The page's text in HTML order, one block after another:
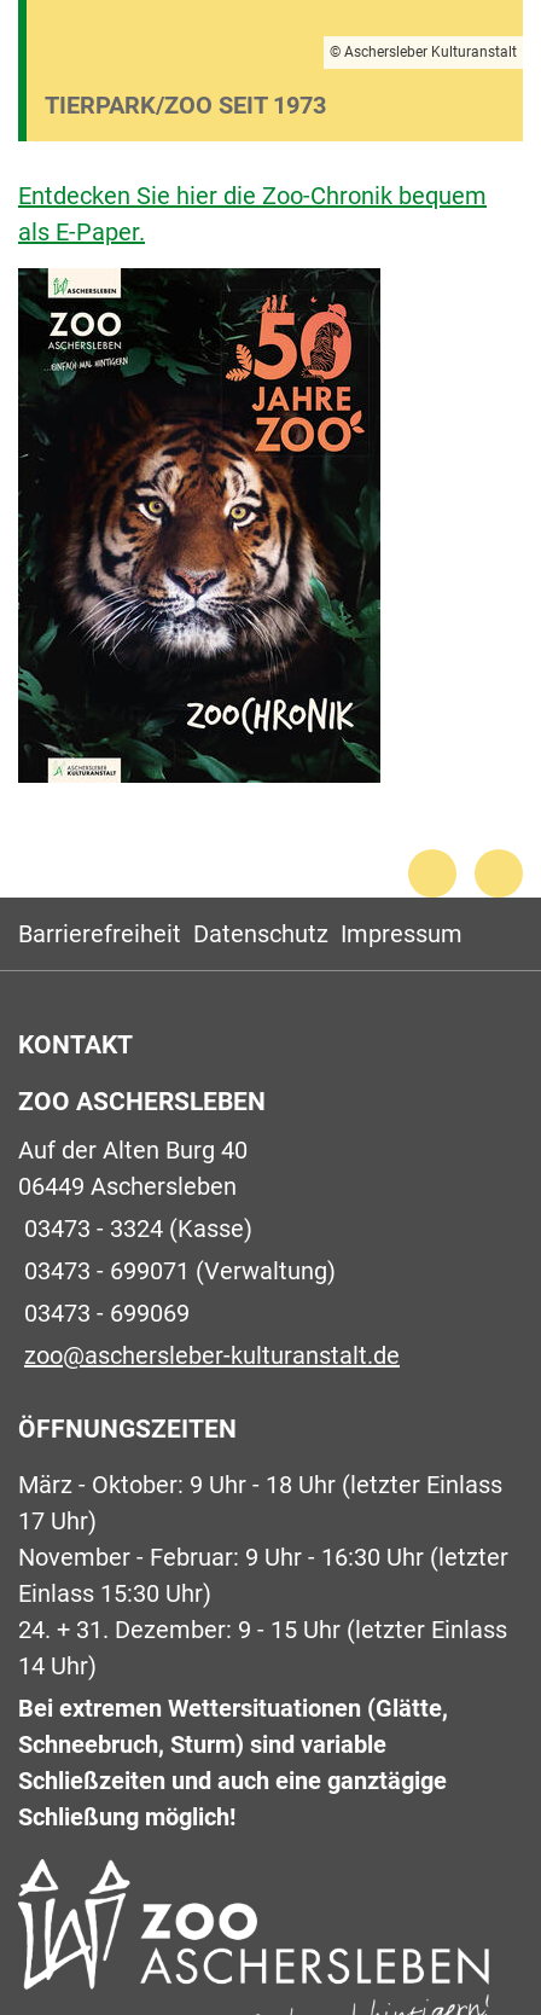
© Aschersleber Kulturanstalt
TIERPARK/ZOO SEIT 1973
Entdecken Sie hier die Zoo-Chronik bequem
als E-Paper.
Barrierefreiheit Datenschutz Impressum
KONTAKT
ZOO ASCHERSLEBEN
Auf der Alten Burg 40
06449 Aschersleben
03473 - 3324 (Kasse)
03473 - 699071 (Verwaltung)
03473 - 699069
zoo@aschersleber-kulturanstalt.de
ÖFFNUNGSZEITEN
März - Oktober: 9 Uhr - 18 Uhr (letzter Einlass
17 Uhr)
November - Februar: 9 Uhr - 16:30 Uhr (letzter
Einlass 15:30 Uhr)
24. + 31. Dezember: 9 - 15 Uhr (letzter Einlass
14 Uhr)
Bei extremen Wettersituationen (Glätte,
Schneebruch, Sturm) sind variable
Schließzeiten und auch eine ganztägige
Schließung möglich!